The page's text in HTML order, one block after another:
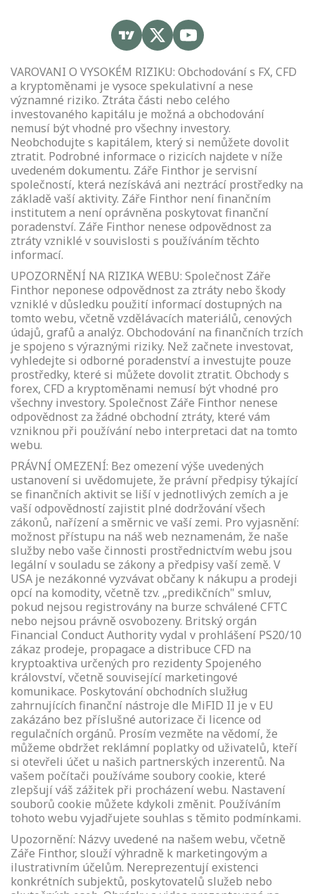
VAROVANI O VYSOKÉM RIZIKU: Obchodování s FX, CFD
a kryptoměnami je vysoce spekulativní a nese
významné riziko. Ztráta části nebo celého
investovaného kapitálu je možná a obchodování
nemusí být vhodné pro všechny investory.
Neobchodujte s kapitálem, který si nemůžete dovolit
ztratit. Podrobné informace o rizicích najdete v níže
uvedeném dokumentu. Záře Finthor je servisní
společností, která nezískává ani neztrácí prostředky na
základě vaší aktivity. Záře Finthor není finančním
institutem a není oprávněna poskytovat finanční
poradenství. Záře Finthor nenese odpovědnost za
ztráty vzniklé v souvislosti s používáním těchto
informací.
UPOZORNĚNÍ NA RIZIKA WEBU: Společnost Záře
Finthor neponese odpovědnost za ztráty nebo škody
vzniklé v důsledku použití informací dostupných na
tomto webu, včetně vzdělávacích materiálů, cenových
údajů, grafů a analýz. Obchodování na finančních trzích
je spojeno s výraznými riziky. Než začnete investovat,
vyhledejte si odborné poradenství a investujte pouze
prostředky, které si můžete dovolit ztratit. Obchody s
forex, CFD a kryptoměnami nemusí být vhodné pro
všechny investory. Společnost Záře Finthor nenese
odpovědnost za žádné obchodní ztráty, které vám
vzniknou při používání nebo interpretaci dat na tomto
webu.
PRÁVNÍ OMEZENÍ: Bez omezení výše uvedených
ustanovení si uvědomujete, že právní předpisy týkající
se finančních aktivit se liší v jednotlivých zemích a je
vaší odpovědností zajistit plné dodržování všech
zákonů, nařízení a směrnic ve vaší zemi. Pro vyjasnění:
možnost přístupu na náš web neznamenám, že naše
služby nebo vaše činnosti prostřednictvím webu jsou
legální v souladu se zákony a předpisy vaší země. V
USA je nezákonné vyzvávat občany k nákupu a prodeji
opcí na komodity, včetně tzv. „predikčních" smluv,
pokud nejsou registrovány na burze schválené CFTC
nebo nejsou právně osvobozeny. Britský orgán
Financial Conduct Authority vydal v prohlášení PS20/10
zákaz prodeje, propagace a distribuce CFD na
kryptoaktiva určených pro rezidenty Spojeného
království, včetně související marketingové
komunikace. Poskytování obchodních služług
zahrnujících finanční nástroje dle MiFID II je v EU
zakázáno bez příslušné autorizace či licence od
regulačních orgánů. Prosím vezměte na vědomí, že
můžeme obdržet reklámní poplatky od uživatelů, kteří
si otevřeli účet u našich partnerských inzerentů. Na
vašem počítači používáme soubory cookie, které
zlepšují váš zážitek při procházení webu. Nastavení
souborů cookie můžete kdykoli změnit. Používáním
tohoto webu vyjadřujete souhlas s těmito podmínkami.
Upozornění: Názvy uvedené na našem webu, včetně
Záře Finthor, slouží výhradně k marketingovým a
ilustrativním účelům. Nereprezentují existenci
konkrétních subjektů, poskytovatelů služeb nebo